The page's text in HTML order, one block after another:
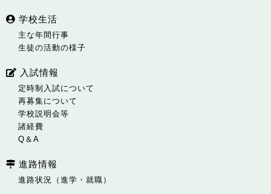
学校生活
主な年間行事
生徒の活動の様子
入試情報
定時制入試について
再募集について
学校説明会等
諸経費
Q＆A
進路情報
進路状況（進学・就職）